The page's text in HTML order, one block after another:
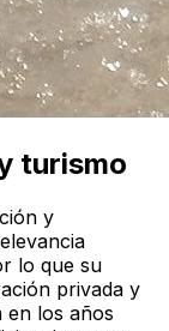
turismo
y
lo que su
privada y
en los años